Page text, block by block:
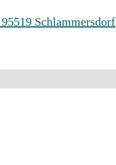
95519 Schlammersdorf